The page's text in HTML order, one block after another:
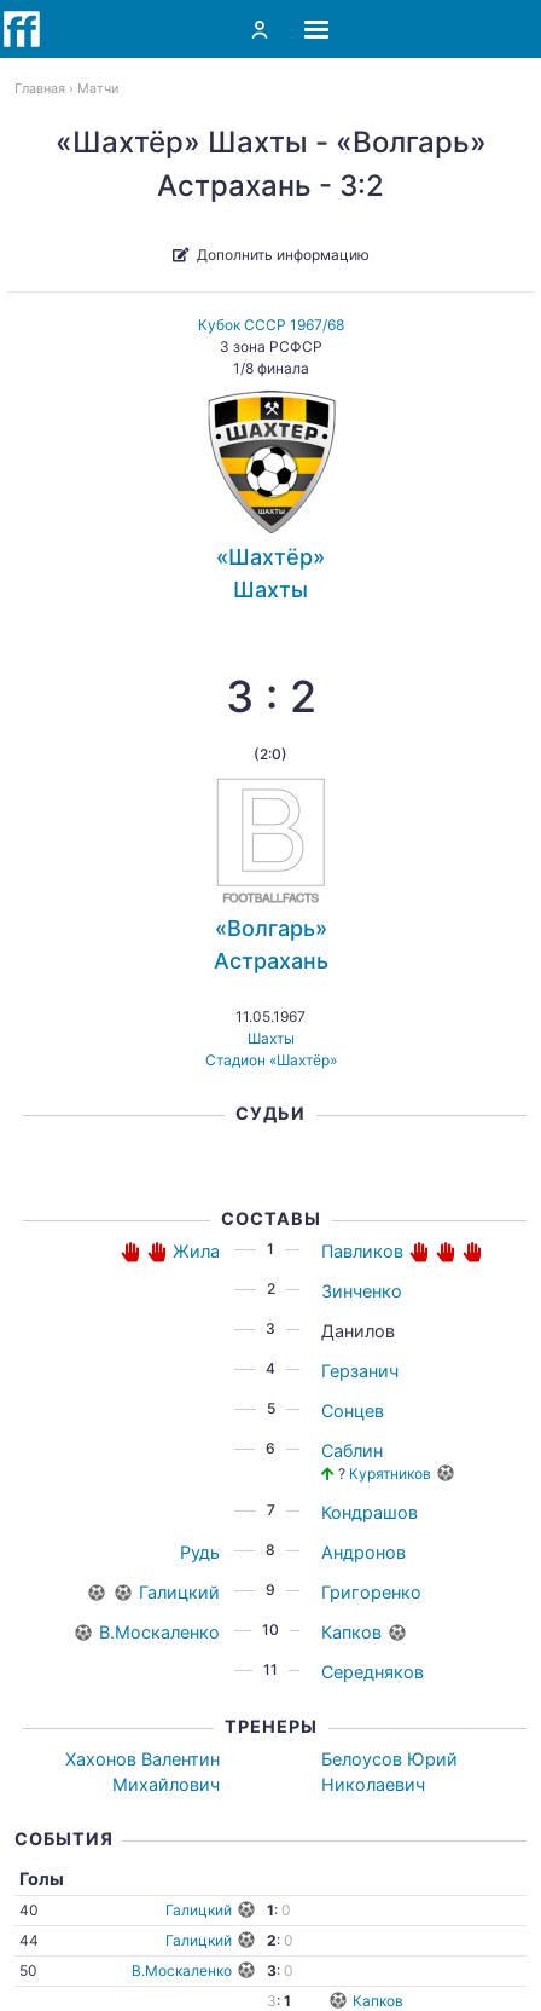
Главная Матчи
«Шахтёр» Шахты - «Волгарь»
Астрахань - 3:2
Дополнить информацию
Кубок СССР 1967/68
3 зона РСФСР
1/8 финала
«Шахтёр»
Шахты
3 : 2
(2:0)
«Волгарь»
Астрахань
11.05.1967
Шахты
Стадион «Шахтёр»
СУДЬИ
СОСТАВЫ
Жила
1 Павликов
2 Зинченко
3 Данилов
4 Герзанич
5 Сонцев
6 Саблин
? Курятников
7
Кондрашов
Рудь
8
Андронов
Галицкий
9
Григоренко
В.Москаленко
10 Капков
11 Середняков
ТРЕНЕРЫ
Хахонов Валентин
Михайлович
Белоусов Юрий
Николаевич
СОБЫТИЯ
Голы
40 Галицкий 1: 0
44
Галицкий 2: 0
50
В.Москаленко 3: 0
3: 1
Капков